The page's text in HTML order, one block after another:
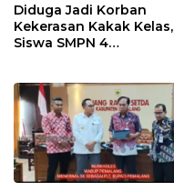
Diduga Jadi Korban
Kekerasan Kakak Kelas,
Siswa SMPN 4